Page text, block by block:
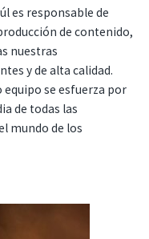
es responsable de
de contenido,
nuestras
y de alta calidad.
se esfuerza por
de todas las
mundo de los